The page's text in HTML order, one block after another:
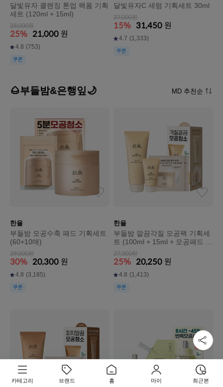
달빛유자 클렌징 톤업 팩폼 기획
세트 (120ml + 15ml)
28,000원
25% 21,000 원
4.8 (753)
쿠폰
달빛유자C 세럼 기획세트 30ml
37,000원
15% 31,450 원
4.7 (1,333)
쿠폰
🌰부들밤&은행잎🌙 MD 추천순
한율
부들밤 모공수축 패드 기획세트
(60+10매)
29,000원
30% 20,300 원
4.8 (3,185)
쿠폰
한율
부들밤 깔끔각질 모공팩 기획세
트 (100ml + 15ml + 모공패드 2
매입 (2EA))
27,000원
25% 20,250 원
4.8 (1,413)
쿠폰
카테고리 브랜드 홈 마이 최근본